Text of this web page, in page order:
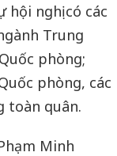
hội nghị có các
Trung
phòng;
phòng, các
toàn quân.
Minh